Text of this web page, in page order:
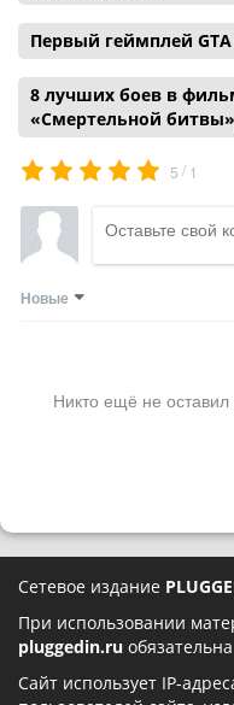
Первый геймплей
8 лучших боев в
«Смертельной
5 / 1
Новые
Никто ещё не
Сетевое издание
При использовании
pluggedin.ru обязательна
Сайт использует IP-